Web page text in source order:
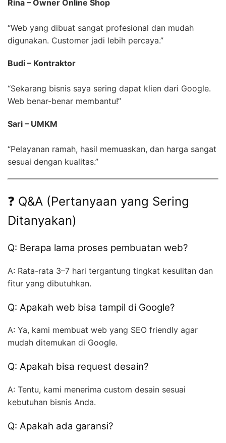
Rina – Owner Online Shop
“Web yang dibuat sangat profesional dan mudah
digunakan. Customer jadi lebih percaya.”
Budi – Kontraktor
“Sekarang bisnis saya sering dapat klien dari Google.
Web benar-benar membantu!”
Sari – UMKM
“Pelayanan ramah, hasil memuaskan, dan harga sangat
sesuai dengan kualitas.”
❓ Q&A (Pertanyaan yang Sering
Ditanyakan)
Q: Berapa lama proses pembuatan web?
A: Rata-rata 3–7 hari tergantung tingkat kesulitan dan
fitur yang dibutuhkan.
Q: Apakah web bisa tampil di Google?
A: Ya, kami membuat web yang SEO friendly agar
mudah ditemukan di Google.
Q: Apakah bisa request desain?
A: Tentu, kami menerima custom desain sesuai
kebutuhan bisnis Anda.
Q: Apakah ada garansi?